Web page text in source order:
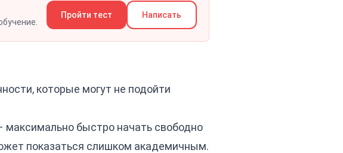
Пройти тест Написать
которые могут не подойти
максимально быстро начать свободно
показаться слишком академичным.